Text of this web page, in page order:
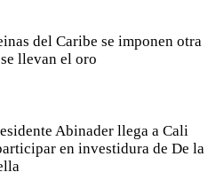
del Caribe se imponen otra
llevan el oro
Abinader llega a Cali
en investidura de De la